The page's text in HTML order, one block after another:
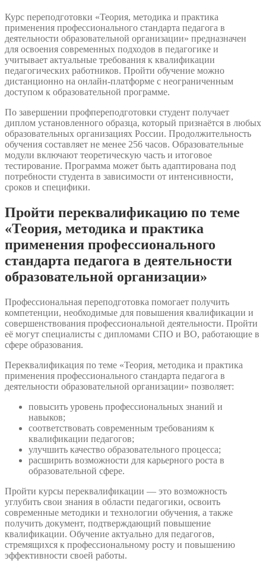
Курс переподготовки «Теория, методика и практика
применения профессионального стандарта педагога в
деятельности образовательной организации» предназначен
для освоения современных подходов в педагогике и
учитывает актуальные требования к квалификации
педагогических работников. Пройти обучение можно
дистанционно на онлайн-платформе с неограниченным
доступом к образовательной программе.
По завершении профпереподготовки студент получает
диплом установленного образца, который признаётся в любых
образовательных организациях России. Продолжительность
обучения составляет не менее 256 часов. Образовательные
модули включают теоретическую часть и итоговое
тестирование. Программа может быть адаптирована под
потребности студента в зависимости от интенсивности,
сроков и специфики.
Пройти переквалификацию по теме
«Теория, методика и практика
применения профессионального
стандарта педагога в деятельности
образовательной организации»
Профессиональная переподготовка помогает получить
компетенции, необходимые для повышения квалификации и
совершенствования профессиональной деятельности. Пройти
её могут специалисты с дипломами СПО и ВО, работающие в
сфере образования.
Переквалификация по теме «Теория, методика и практика
применения профессионального стандарта педагога в
деятельности образовательной организации» позволяет:
повысить уровень профессиональных знаний и
навыков;
соответствовать современным требованиям к
квалификации педагогов;
улучшить качество образовательного процесса;
расширить возможности для карьерного роста в
образовательной сфере.
Пройти курсы переквалификации — это возможность
углубить свои знания в области педагогики, освоить
современные методики и технологии обучения, а также
получить документ, подтверждающий повышение
квалификации. Обучение актуально для педагогов,
стремящихся к профессиональному росту и повышению
эффективности своей работы.